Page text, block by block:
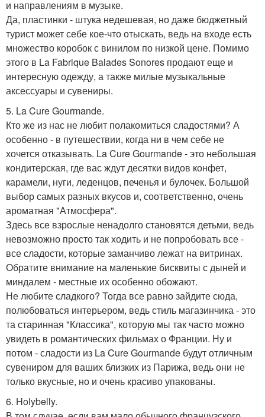
и направлениям в музыке.
Да, пластинки - штука недешевая, но даже бюджетный
турист может себе кое-что отыскать, ведь на входе есть
множество коробок с винилом по низкой цене. Помимо
этого в La Fabrique Balades Sonores продают еще и
интересную одежду, а также милые музыкальные
аксессуары и сувениры.
5. La Cure Gourmande.
Кто же из нас не любит полакомиться сладостями? А
особенно - в путешествии, когда ни в чем себе не
хочется отказывать. La Cure Gourmande - это небольшая
кондитерская, где вас ждут десятки видов конфет,
карамели, нуги, леденцов, печенья и булочек. Большой
выбор самых разных вкусов и, соответственно, очень
ароматная "Атмосфера".
Здесь все взрослые ненадолго становятся детьми, ведь
невозможно просто так ходить и не попробовать все -
все сладости, которые заманчиво лежат на витринах.
Обратите внимание на маленькие бисквиты с дыней и
миндалем - местные их особенно обожают.
Не любите сладкого? Тогда все равно зайдите сюда,
полюбоваться интерьером, ведь стиль магазинчика - это
та старинная "Классика", которую мы так часто можно
увидеть в романтических фильмах о Франции. Ну и
потом - сладости из La Cure Gourmande будут отличным
сувениром для ваших близких из Парижа, ведь они не
только вкусные, но и очень красиво упакованы.
6. Holybelly.